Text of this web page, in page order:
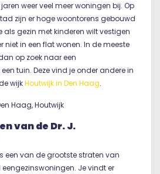
weer veel meer woningen bij. Op
zijn er hoge woontorens gebouwd
als gezin met kinderen wilt vestigen
niet in een flat wonen. In de meeste
op zoek naar een
tuin. Deze vind je onder andere in
wijkHoutwijk in Den Haag.
van de Dr. J.
een van de grootste straten van
Je vindt er